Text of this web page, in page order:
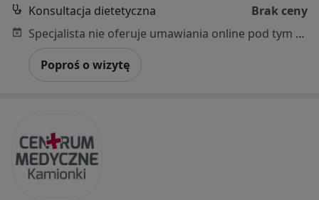
Konsultacja dietetyczna
Brak ceny
Specjalista nie oferuje umawiania online pod tym adresem.
Poproś o wizytę